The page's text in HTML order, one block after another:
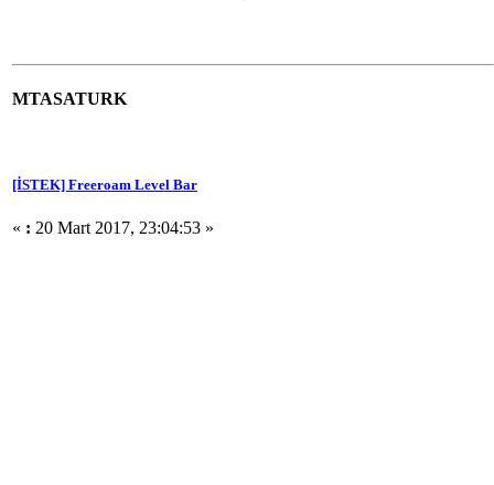
MTASATURK
[İSTEK] Freeroam Level Bar
« : 20 Mart 2017, 23:04:53 »